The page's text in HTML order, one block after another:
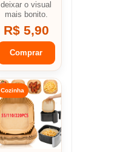
deixar o visual
mais bonito.
R$ 5,90
Comprar
Cozinha